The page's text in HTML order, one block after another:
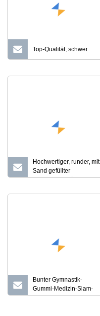
Top-Qualität, schwer
Hochwertiger, runder, mit
Sand gefüllter
Gewichtsball für das
Bunter Gymnastik-
Gummi-Medizin-Slam-
Ball